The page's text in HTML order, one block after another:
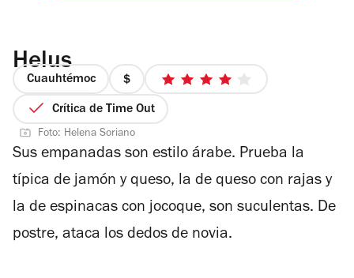
Helus
Cuauhtémoc
precio
1
4
estrellas
Crítica de Time Out
Foto: Helena Soriano
Sus empanadas son estilo árabe. Prueba la
típica de jamón y queso, la de queso con rajas y
la de espinacas con jocoque, son suculentas. De
postre, ataca los dedos de novia.